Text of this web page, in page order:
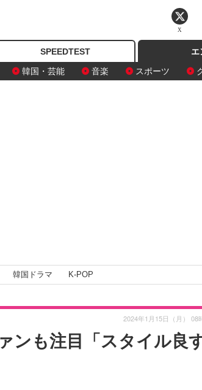
SPEEDTEST
エ
韓国・芸能 音楽 スポーツ
韓国ドラマ K-POP
ンも注目「スタイル良
2024年1月15日（月） 08
X